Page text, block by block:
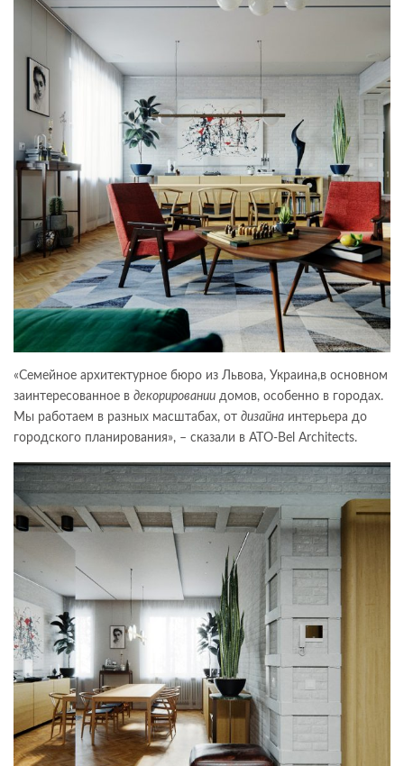
«Семейное архитектурное бюро из Львова, Украина,в основном
заинтересованное в декорировании домов, особенно в городах.
Мы работаем в разных масштабах, от дизайна интерьера до
городского планирования», – сказали в ATO-Bel Architects.